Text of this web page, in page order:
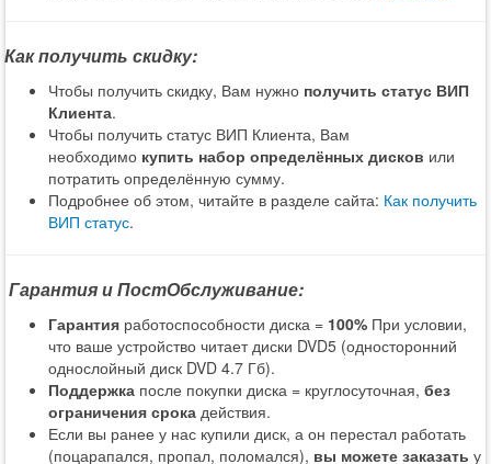
Как получить скидку:
Чтобы получить скидку, Вам нужно получить статус ВИП
Клиента.
Чтобы получить статус ВИП Клиента, Вам
необходимо купить набор определённых дисков или
потратить определённую сумму.
Подробнее об этом, читайте в разделе сайта: Как получить
ВИП статус.
Гарантия и ПостОбслуживание:
Гарантия работоспособности диска = 100% При условии,
что ваше устройство читает диски DVD5 (односторонний
однослойный диск DVD 4.7 Гб).
Поддержка после покупки диска = круглосуточная, без
ограничения срока действия.
Если вы ранее у нас купили диск, а он перестал работать
(поцарапался, пропал, поломался), вы можете заказать у